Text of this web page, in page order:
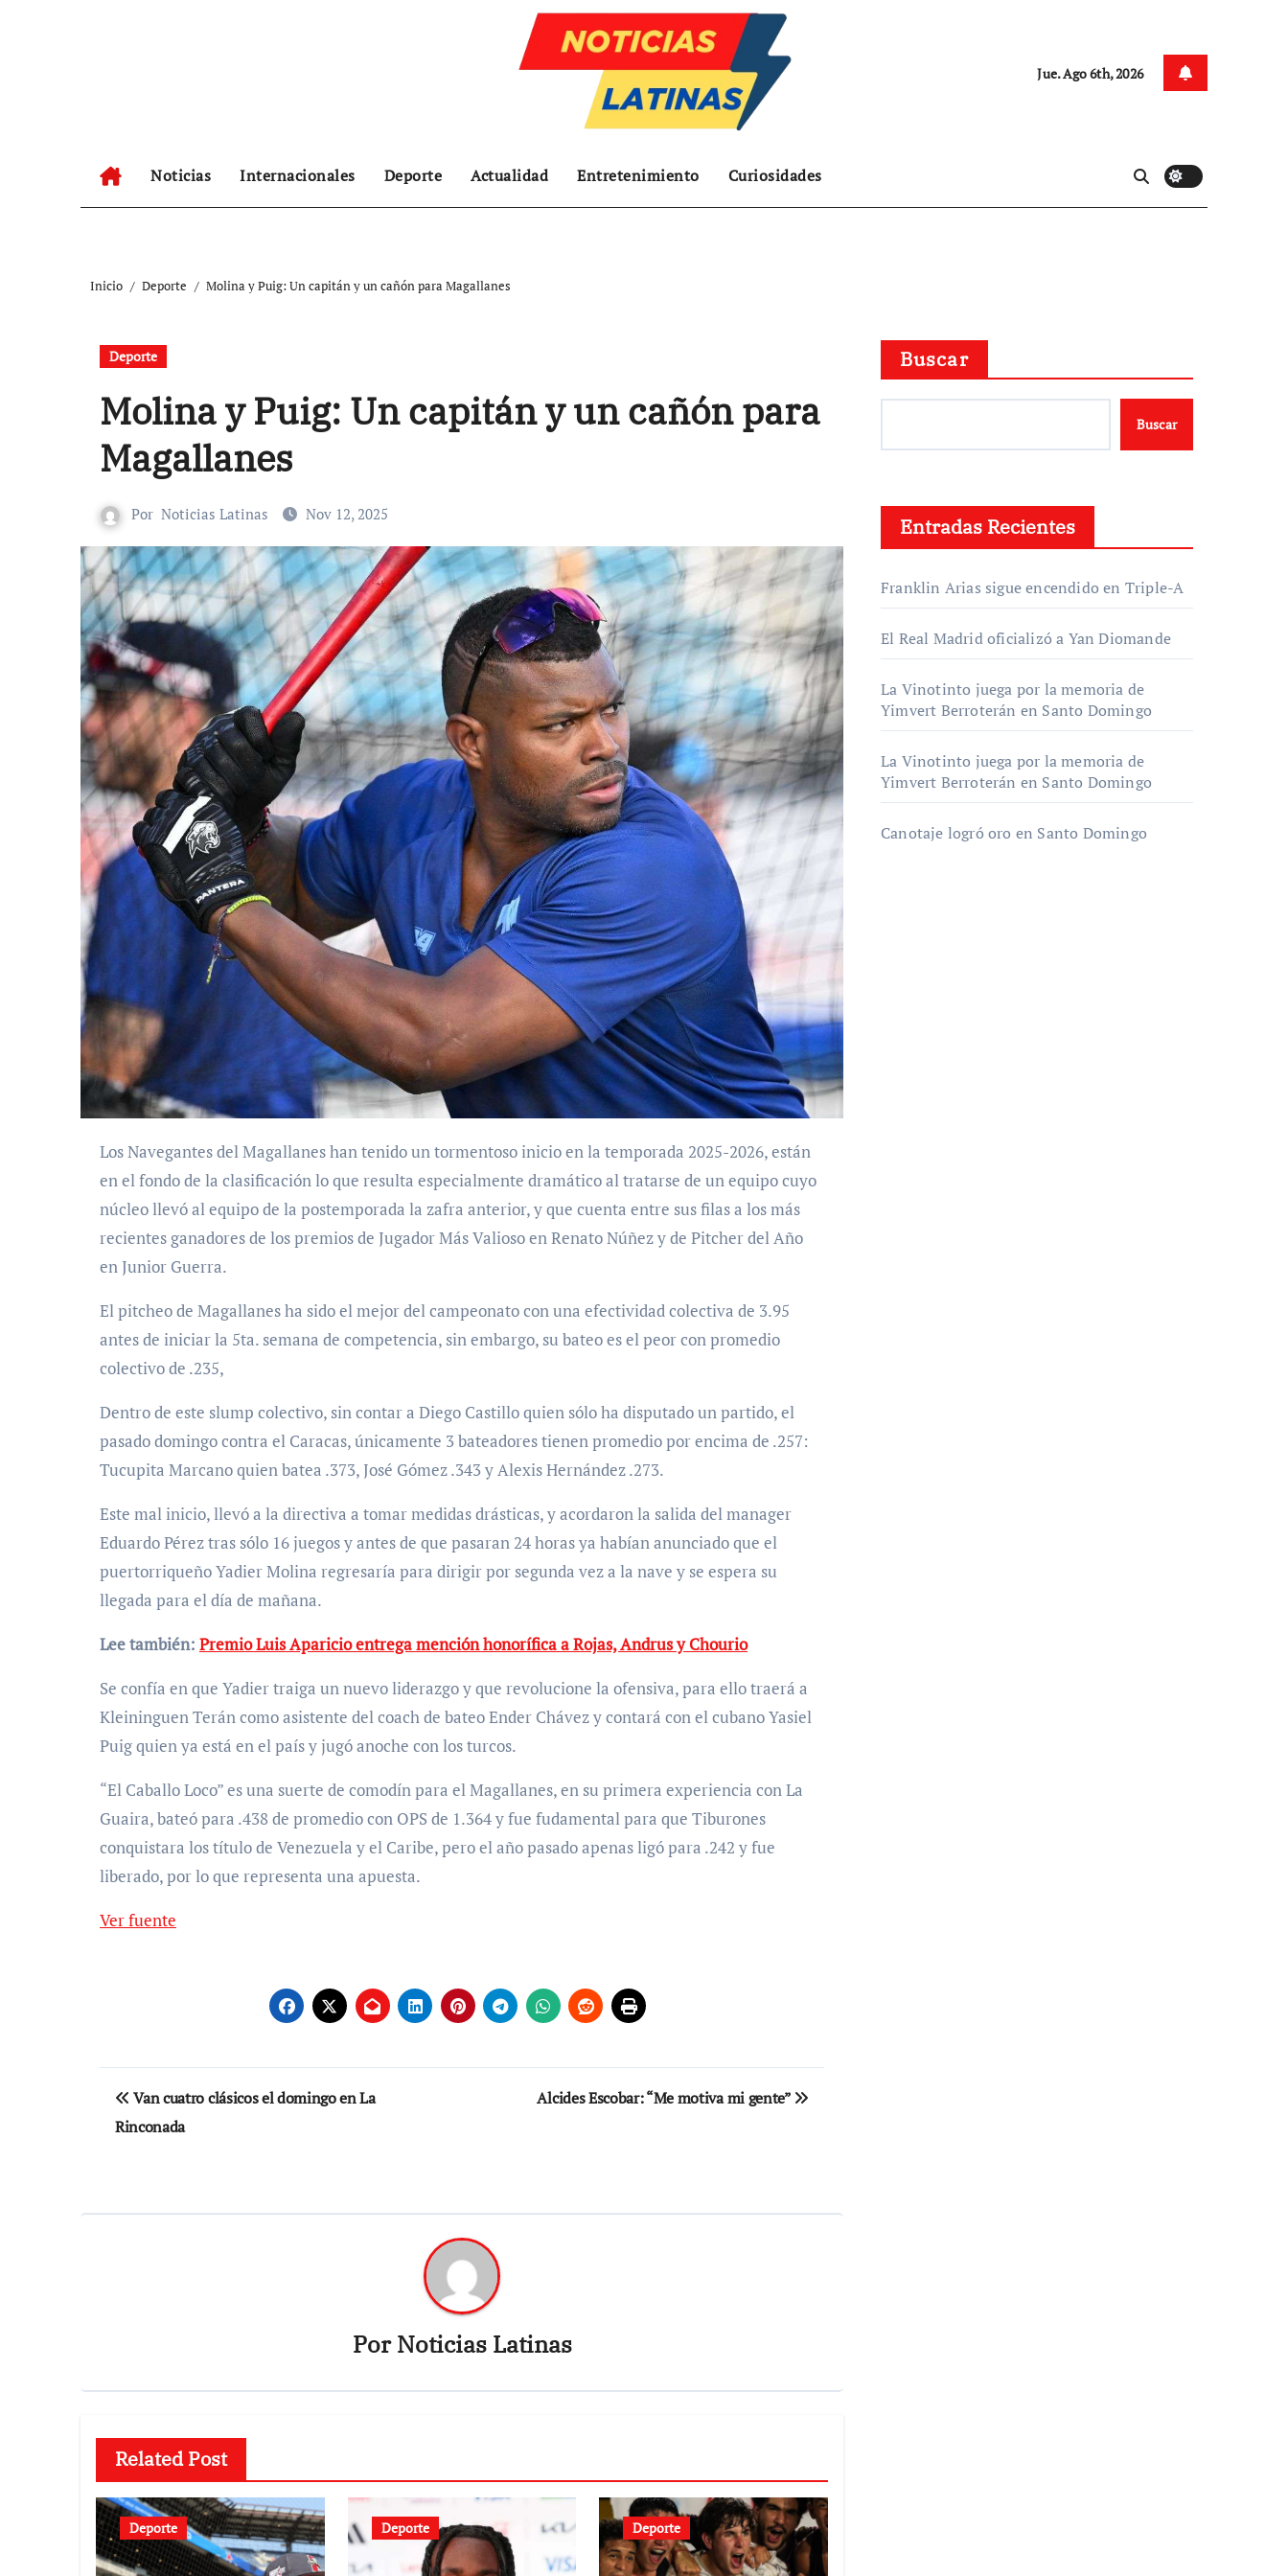
Jue. Ago 6th, 2026
Noticias Internacionales Deporte Actualidad Entretenimiento Curiosidades
Inicio Deporte Molina y Puig: Un capitán y un cañón para Magallanes
Deporte
Molina y Puig: Un capitán y un cañón para
Magallanes
Por Noticias Latinas Nov 12, 2025
Los Navegantes del Magallanes han tenido un tormentoso inicio en la temporada 2025-2026, están
en el fondo de la clasificación lo que resulta especialmente dramático al tratarse de un equipo cuyo
núcleo llevó al equipo de la postemporada la zafra anterior, y que cuenta entre sus filas a los más
recientes ganadores de los premios de Jugador Más Valioso en Renato Núñez y de Pitcher del Año
en Junior Guerra.
El pitcheo de Magallanes ha sido el mejor del campeonato con una efectividad colectiva de 3.95
antes de iniciar la 5ta. semana de competencia, sin embargo, su bateo es el peor con promedio
colectivo de .235,
Dentro de este slump colectivo, sin contar a Diego Castillo quien sólo ha disputado un partido, el
pasado domingo contra el Caracas, únicamente 3 bateadores tienen promedio por encima de .257:
Tucupita Marcano quien batea .373, José Gómez .343 y Alexis Hernández .273.
Este mal inicio, llevó a la directiva a tomar medidas drásticas, y acordaron la salida del manager
Eduardo Pérez tras sólo 16 juegos y antes de que pasaran 24 horas ya habían anunciado que el
puertorriqueño Yadier Molina regresaría para dirigir por segunda vez a la nave y se espera su
llegada para el día de mañana.
Lee también: Premio Luis Aparicio entrega mención honorífica a Rojas, Andrus y Chourio
Se confía en que Yadier traiga un nuevo liderazgo y que revolucione la ofensiva, para ello traerá a
Kleininguen Terán como asistente del coach de bateo Ender Chávez y contará con el cubano Yasiel
Puig quien ya está en el país y jugó anoche con los turcos.
“El Caballo Loco” es una suerte de comodín para el Magallanes, en su primera experiencia con La
Guaira, bateó para .438 de promedio con OPS de 1.364 y fue fudamental para que Tiburones
conquistara los título de Venezuela y el Caribe, pero el año pasado apenas ligó para .242 y fue
liberado, por lo que representa una apuesta.
Ver fuente
Navegación
de
Van cuatro clásicos el domingo en La
Rinconada
Alcides Escobar: “Me motiva mi gente”
PorNoticias Latinas
Related Post
Deporte Deporte Deporte
Buscar
Buscar
Entradas Recientes
Franklin Arias sigue encendido en Triple-A
El Real Madrid oficializó a Yan Diomande
La Vinotinto juega por la memoria de
Yimvert Berroterán en Santo Domingo
La Vinotinto juega por la memoria de
Yimvert Berroterán en Santo Domingo
Canotaje logró oro en Santo Domingo